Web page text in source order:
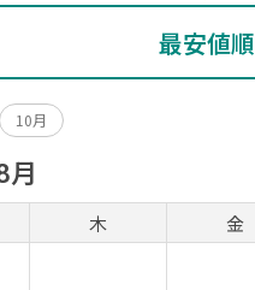
最安値順
10月
木 金